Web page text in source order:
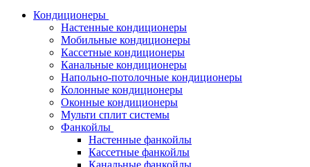
Кондиционеры
Настенные кондиционеры
Мобильные кондиционеры
Кассетные кондиционеры
Канальные кондиционеры
Напольно-потолочные кондиционеры
Колонные кондиционеры
Оконные кондиционеры
Мульти сплит системы
Фанкойлы
Настенные фанкойлы
Кассетные фанкойлы
Канальные фанкойлы